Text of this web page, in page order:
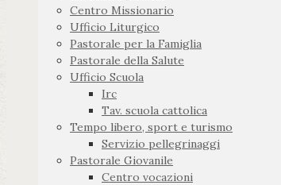
Centro Missionario
Ufficio Liturgico
Pastorale per la Famiglia
Pastorale della Salute
Ufficio Scuola
Irc
Tav. scuola cattolica
Tempo libero, sport e turismo
Servizio pellegrinaggi
Pastorale Giovanile
Centro vocazioni